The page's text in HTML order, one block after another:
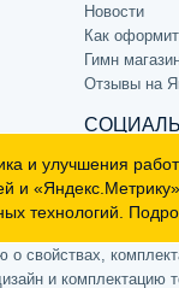
Новости
Как
Гимн
Отзывы на
свойствах,
и комплектацию
и улучшения
и
технологий.